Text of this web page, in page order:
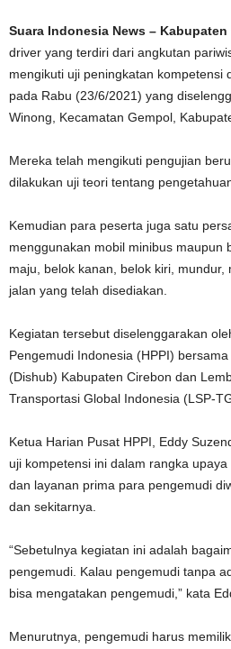
Suara Indonesia News – Kabupaten
driver yang terdiri dari angkutan
mengikuti uji peningkatan kompetensi
pada Rabu (23/6/2021) yang
Winong, Kecamatan Gempol,
Mereka telah mengikuti pengujian
dilakukan uji teori tentang
Kemudian para peserta juga satu
menggunakan mobil minibus maupun
maju, belok kanan, belok kiri,
jalan yang telah disediakan.
Kegiatan tersebut diselenggarakan
Pengemudi Indonesia (HPPI)
(Dishub) Kabupaten Cirebon dan
Transportasi Global Indonesia (LSP-
Ketua Harian Pusat HPPI, Eddy
uji kompetensi ini dalam rangka
dan layanan prima para pengemudi
dan sekitarnya.
“Sebetulnya kegiatan ini adalah
pengemudi. Kalau pengemudi tanpa
bisa mengatakan pengemudi,” kata
Menurutnya, pengemudi harus